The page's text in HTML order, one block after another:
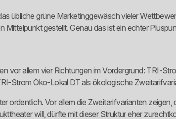
übliche grüne Marketinggewäsch vieler
Mittelpunkt gestellt. Genau das ist ein echter
vor allem vier Richtungen im Vordergrund: TRI-
Strom Öko-Lokal DT als ökologische
ordentlich. Vor allem die Zweitarifvarianten
will, dürfte mit dieser Struktur eher